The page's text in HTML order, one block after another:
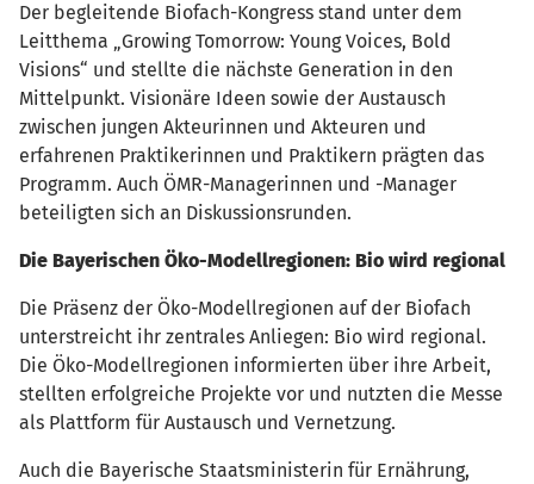
Der begleitende Biofach-Kongress stand unter dem
Leitthema „Growing Tomorrow: Young Voices, Bold
Visions“ und stellte die nächste Generation in den
Mittelpunkt. Visionäre Ideen sowie der Austausch
zwischen jungen Akteurinnen und Akteuren und
erfahrenen Praktikerinnen und Praktikern prägten das
Programm. Auch ÖMR-Managerinnen und -Manager
beteiligten sich an Diskussionsrunden.
Die Bayerischen Öko-Modellregionen: Bio wird regional
Die Präsenz der Öko-Modellregionen auf der Biofach
unterstreicht ihr zentrales Anliegen: Bio wird regional.
Die Öko-Modellregionen informierten über ihre Arbeit,
stellten erfolgreiche Projekte vor und nutzten die Messe
als Plattform für Austausch und Vernetzung.
Auch die Bayerische Staatsministerin für Ernährung,